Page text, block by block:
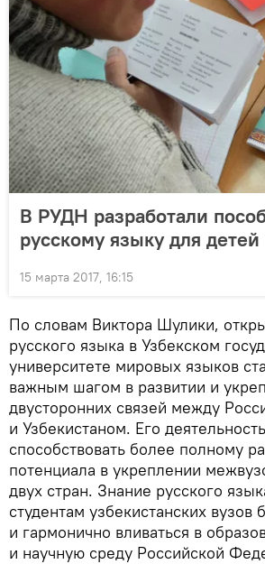
В РУДН разработали
русскому языку для
15 марта 2017, 16:15
По словам Виктора Шулики,
русского языка в Узбекском
университете мировых языков
важным шагом в развитии и
двусторонних связей между
и Узбекистаном. Его
способствовать более полному
потенциала в укреплении
двух стран. Знание русского
студентам узбекистанских вузов
и гармонично вливаться в
и научную среду Российской